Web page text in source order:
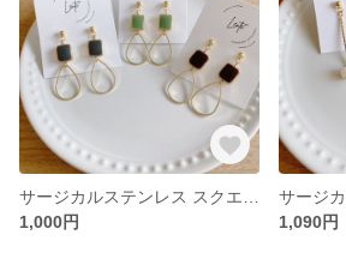
1,000円
1,090円